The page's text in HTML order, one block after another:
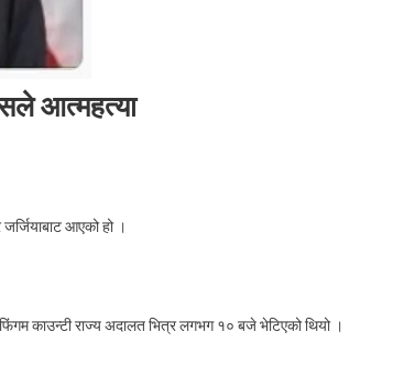
आत्महत्या
आएको हो ।
काउन्टी राज्य अदालत भित्र लगभग १० बजे भेटिएको थियो ।